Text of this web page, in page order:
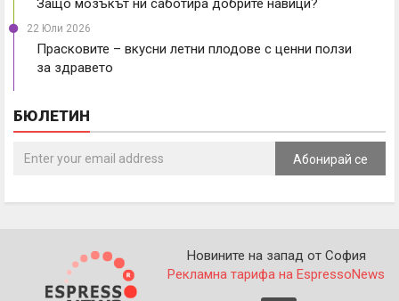
Защо мозъкът ни саботира добрите навици?
22 Юли 2026
Прасковите – вкусни летни плодове с ценни ползи
за здравето
БЮЛЕТИН
Абонирай се
Новините на запад от София
Рекламна тарифа на EspressoNews